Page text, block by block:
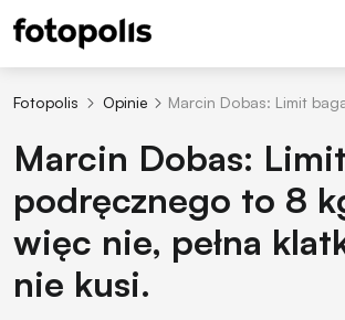
Fotopolis Opinie Marcin Dobas: Limit
Marcin Dobas:
podręcznego to 8
więc nie, pełna
nie kusi.